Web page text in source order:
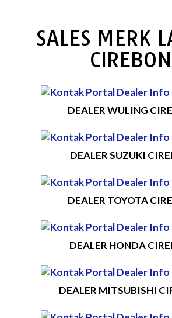
SALES MERK
CIREBON
DEALER WULING
DEALER SUZUKI
DEALER TOYOTA
DEALER HONDA
DEALER MITSUBISHI